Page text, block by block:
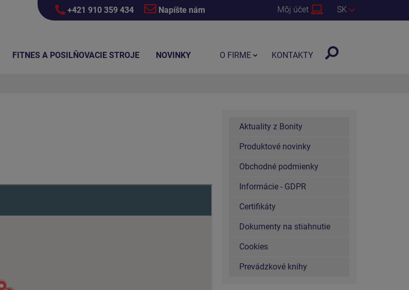
+421 910 359 434 Napíšte nám Môj účet SK
Aktuality z Bonity
Produktové novinky
Obchodné podmienky
Informácie - GDPR
Certifikáty
Dokumenty na stiahnutie
Cookies
Prevádzkové knihy
FITNES A POSILŇOVACIE STROJE NOVINKY O FIRME KONTAKTY